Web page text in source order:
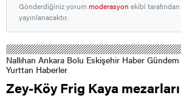
Gönderdiğiniz yorummoderasyon ekibi
yayınlanacaktır.
Nallıhan Ankara Bolu Eskişehir Haber
Yurttan Haberler
Zey-Köy Frig Kaya